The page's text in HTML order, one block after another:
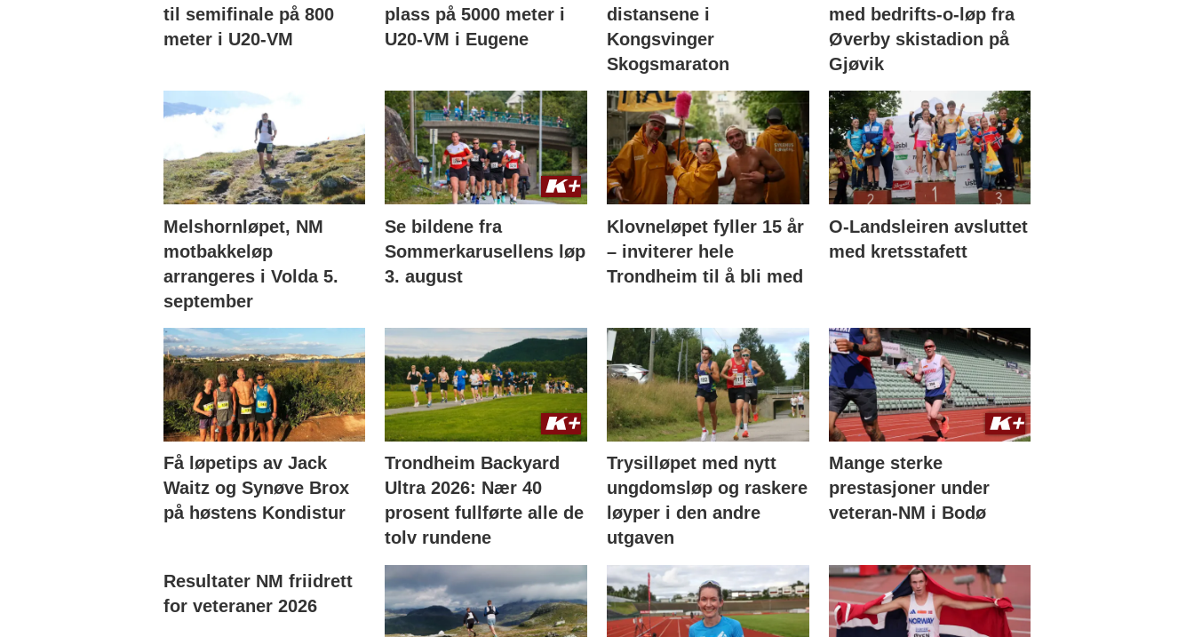
til semifinale på 800
meter i U20-VM
plass på 5000 meter i
U20-VM i Eugene
distansene i
Kongsvinger
Skogsmaraton
med bedrifts-o-løp fra
Øverby skistadion på
Gjøvik
Melshornløpet, NM
motbakkeløp
arrangeres i Volda 5.
september
Se bildene fra
Sommerkarusellens løp
3. august
Klovneløpet fyller 15 år
– inviterer hele
Trondheim til å bli med
O-Landsleiren avsluttet
med kretsstafett
Få løpetips av Jack
Waitz og Synøve Brox
på høstens Kondistur
Trondheim Backyard
Ultra 2026: Nær 40
prosent fullførte alle de
tolv rundene
Trysilløpet med nytt
ungdomsløp og raskere
løyper i den andre
utgaven
Mange sterke
prestasjoner under
veteran-NM i Bodø
Resultater NM friidrett
for veteraner 2026